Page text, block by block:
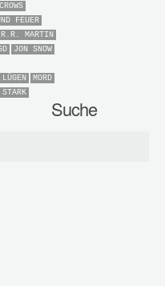
FEUER
R.R. MARTIN
JON SNOW
LÜGEN
MORD
STARK
Suche